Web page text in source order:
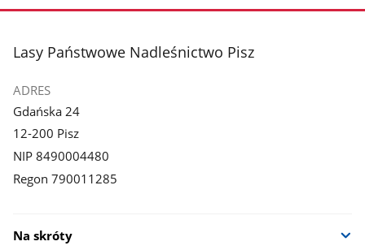
stopka
Lasy Państwowe Nadleśnictwo Pisz
ADRES
Gdańska 24
12-200 Pisz
NIP 8490004480
Regon 790011285
Na skróty